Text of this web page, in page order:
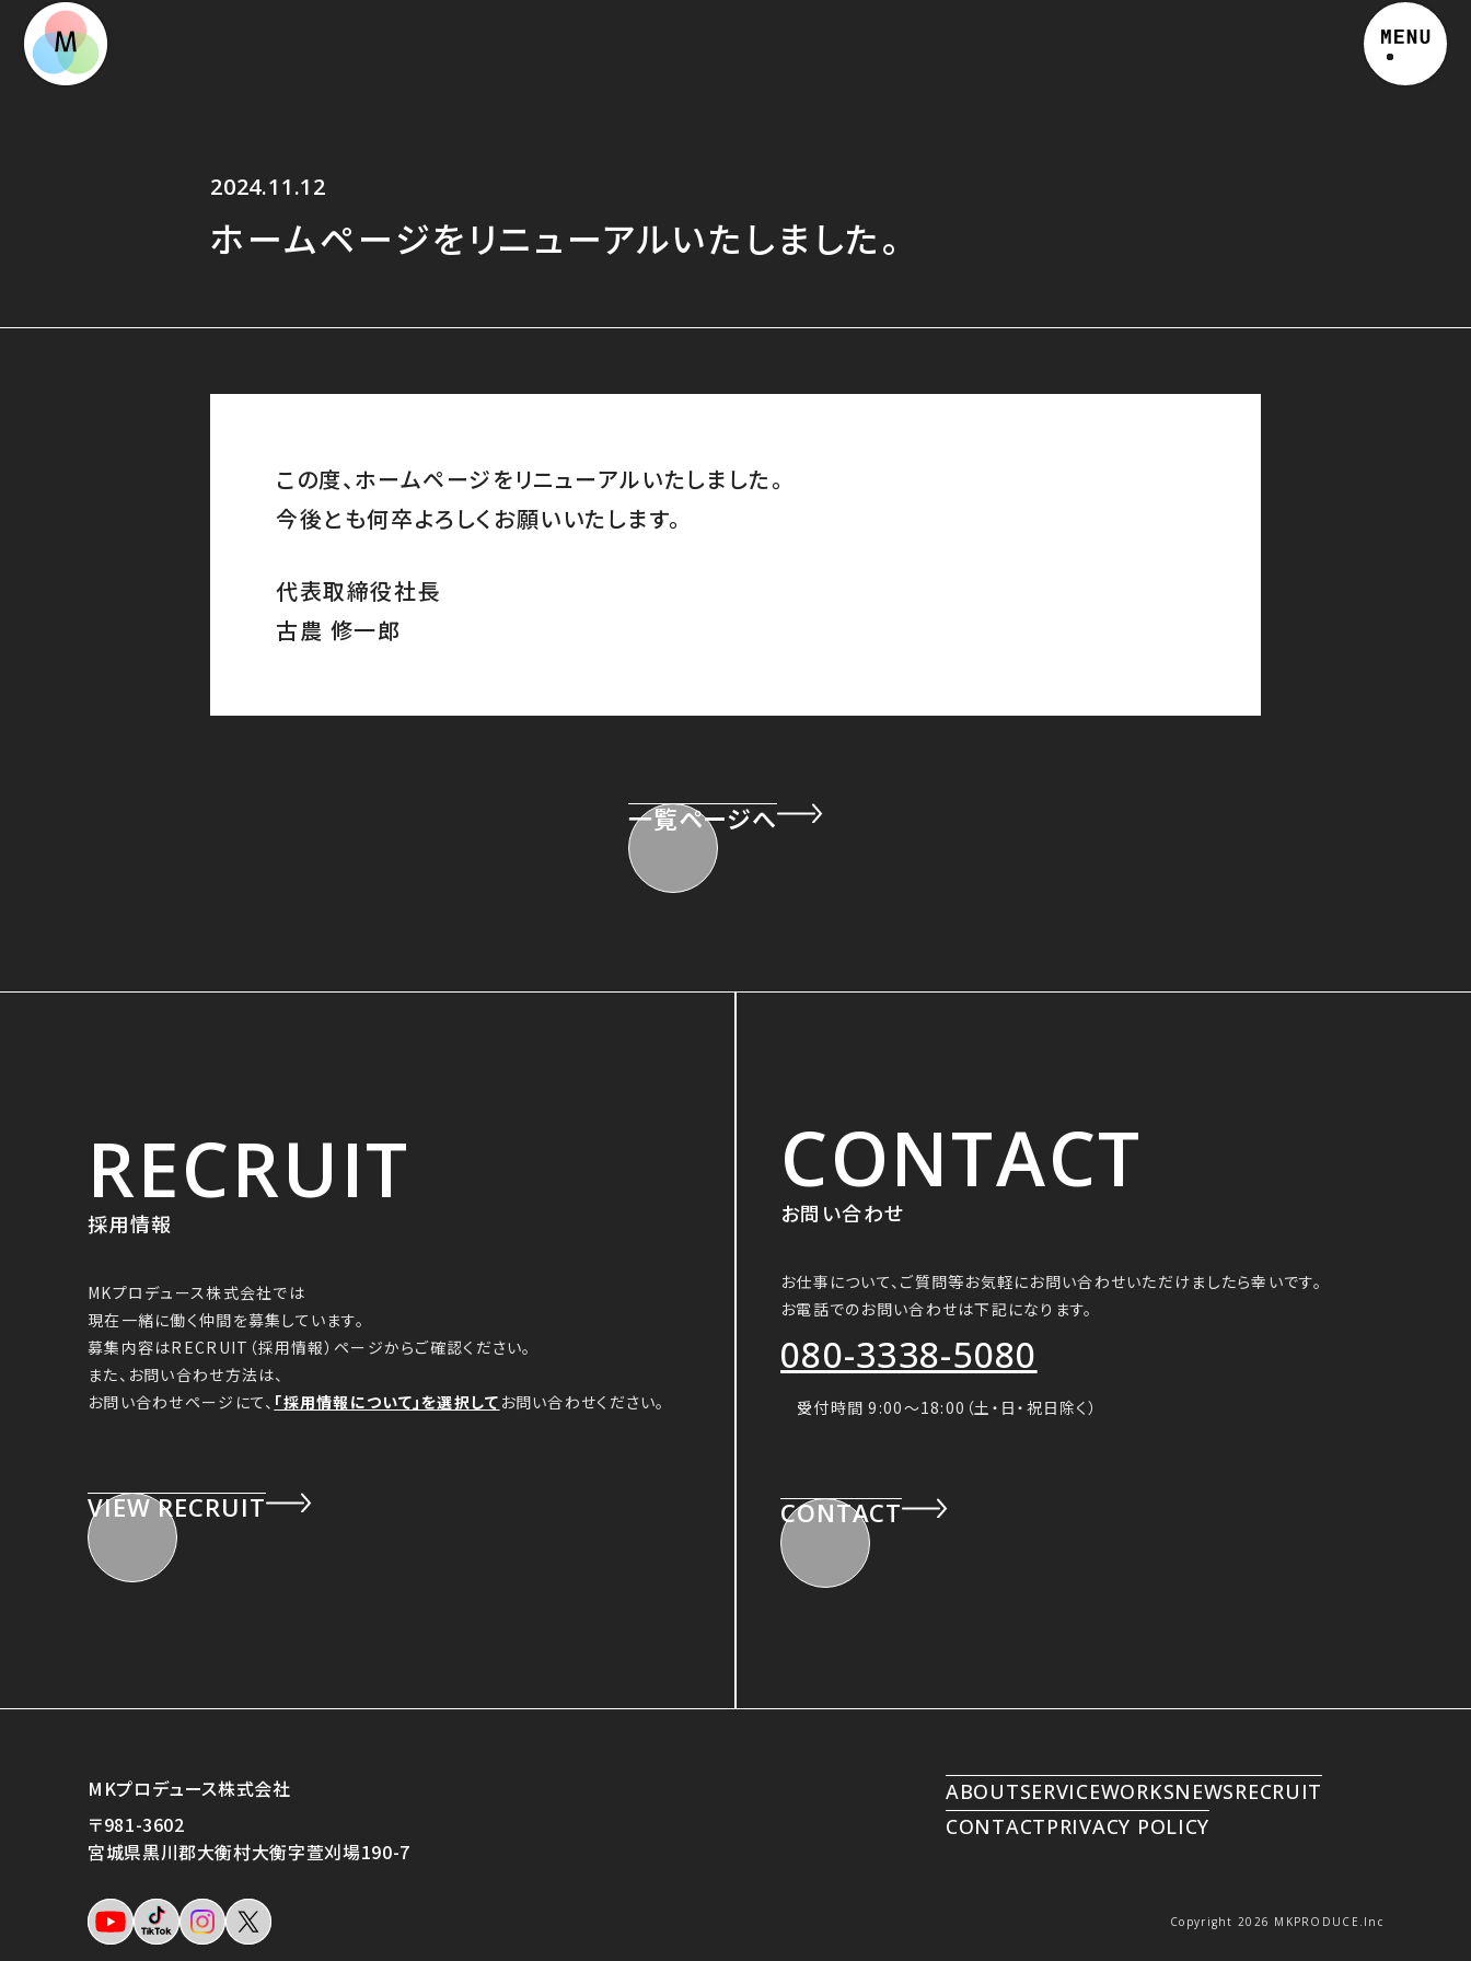
2024.11.12
ホームページをリニューアルいたしました。
この度、ホームページをリニューアルいたしました。
今後とも何卒よろしくお願いいたします。
代表取締役社長
古農 修一郎
一覧ページへ
RECRUIT
採用情報
MKプロデュース株式会社では
現在一緒に働く仲間を募集しています。
募集内容はRECRUIT（採用情報）ページからご確認ください。
また、お問い合わせ方法は、
お問い合わせページにて、 「採用情報について」を選択して お問い合わせください。
VIEW RECRUIT
CONTACT
お問い合わせ
お仕事について、ご質問等お気軽にお問い合わせいただけましたら幸いです。
お電話でのお問い合わせは下記になります。
080-3338-5080
受付時間 9:00〜18:00（土・日・祝日除く）
CONTACT
MKプロデュース株式会社
〒981-3602
宮城県黒川郡大衡村大衡字萱刈場190-7
ABOUTSERVICEWORKSNEWSRECRUIT
CONTACTPRIVACY POLICY
Copyright 2026 MKPRODUCE.Inc